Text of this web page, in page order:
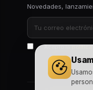
Novedades,
Acepto lapolítica